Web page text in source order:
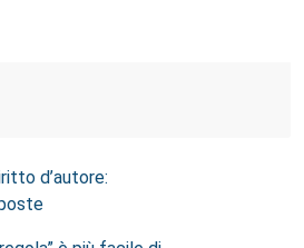
d’autore: